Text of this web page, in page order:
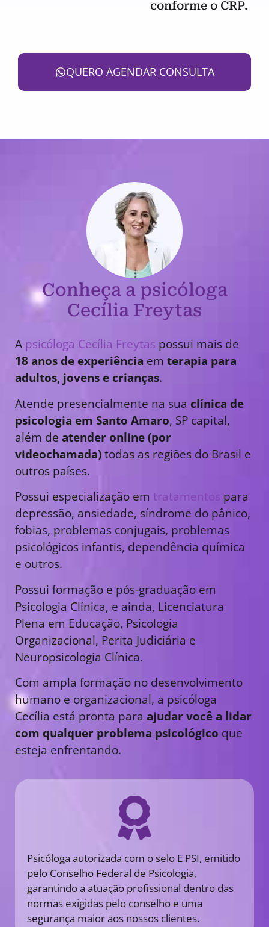
conforme o CRP.
QUERO AGENDAR CONSULTA
Conheça a psicóloga
Cecília Freytas
A psicóloga Cecília Freytas possui mais de
18 anos de experiência em terapia para
adultos, jovens e crianças.
Atende presencialmente na sua clínica de
psicologia em Santo Amaro, SP capital,
além de atender online (por
videochamada)todas as regiões do Brasil e
outros países.
Possui especialização em tratamentos para
depressão, ansiedade, síndrome do pânico,
fobias, problemas conjugais, problemas
psicológicos infantis, dependência química
e outros.
Possui formação e pós-graduação em
Psicologia Clínica, e ainda, Licenciatura
Plena em Educação, Psicologia
Organizacional, Perita Judiciária e
Neuropsicologia Clínica.
Com ampla formação no desenvolvimento
humano e organizacional, a psicóloga
Cecília está pronta para ajudar você a lidar
com qualquer problema psicológico que
esteja enfrentando.
Psicóloga autorizada com o selo E PSI, emitido
pelo Conselho Federal de Psicologia,
garantindo a atuação profissional dentro das
normas exigidas pelo conselho e uma
segurança maior aos nossos clientes.